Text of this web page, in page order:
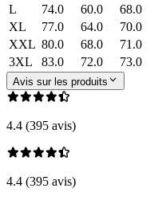
L
74.0 60.0
68.0
XL
77.0 64.0
70.0
XXL 80.0 68.0
71.0
3XL
83.0 72.0 73.0
Avis sur les produits
4.4 (395 avis)
4.4 (395 avis)